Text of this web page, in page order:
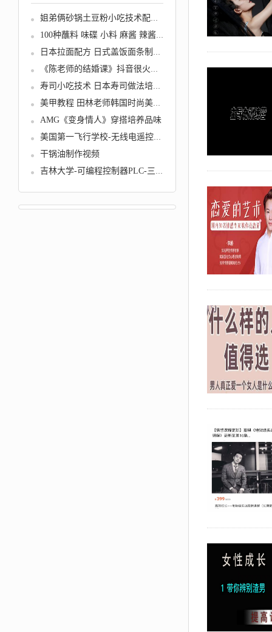
姐弟俩砂锅土豆粉小吃技术配方 视...
100种蘸料 味碟 小料 麻酱 辣酱技...
日本拉面配方 日式盖饭面条制作技...
《陈老师的结婚课》抖音很火爆的...
寿司小吃技术 日本寿司做法培训视...
美甲教程 田林老师韩国时尚美甲教...
AMG《变身情人》穿搭培养品味
美国第一飞行学校-无线电遥控模型...
干锅油制作视频
吉林大学-可编程控制器PLC-三菱F...